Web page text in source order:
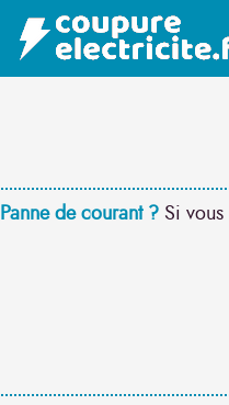
Panne de courant ? Si